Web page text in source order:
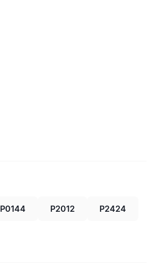
P0144 P2012 P2424